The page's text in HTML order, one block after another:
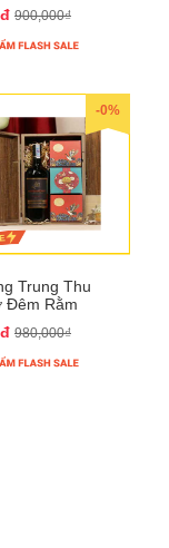
900,000₫
-0%
Trung Thu
Đêm Rằm
980,000₫